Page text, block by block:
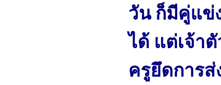
วัน ก็มีคู่แข่
ได้ แต่เจ้า
ครูยึดการ